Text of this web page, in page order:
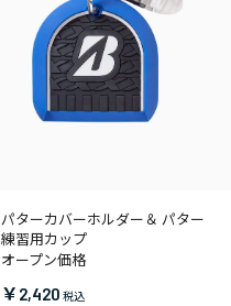
パターカバーホルダー＆ パター
練習用カップ
オープン価格
￥2,420